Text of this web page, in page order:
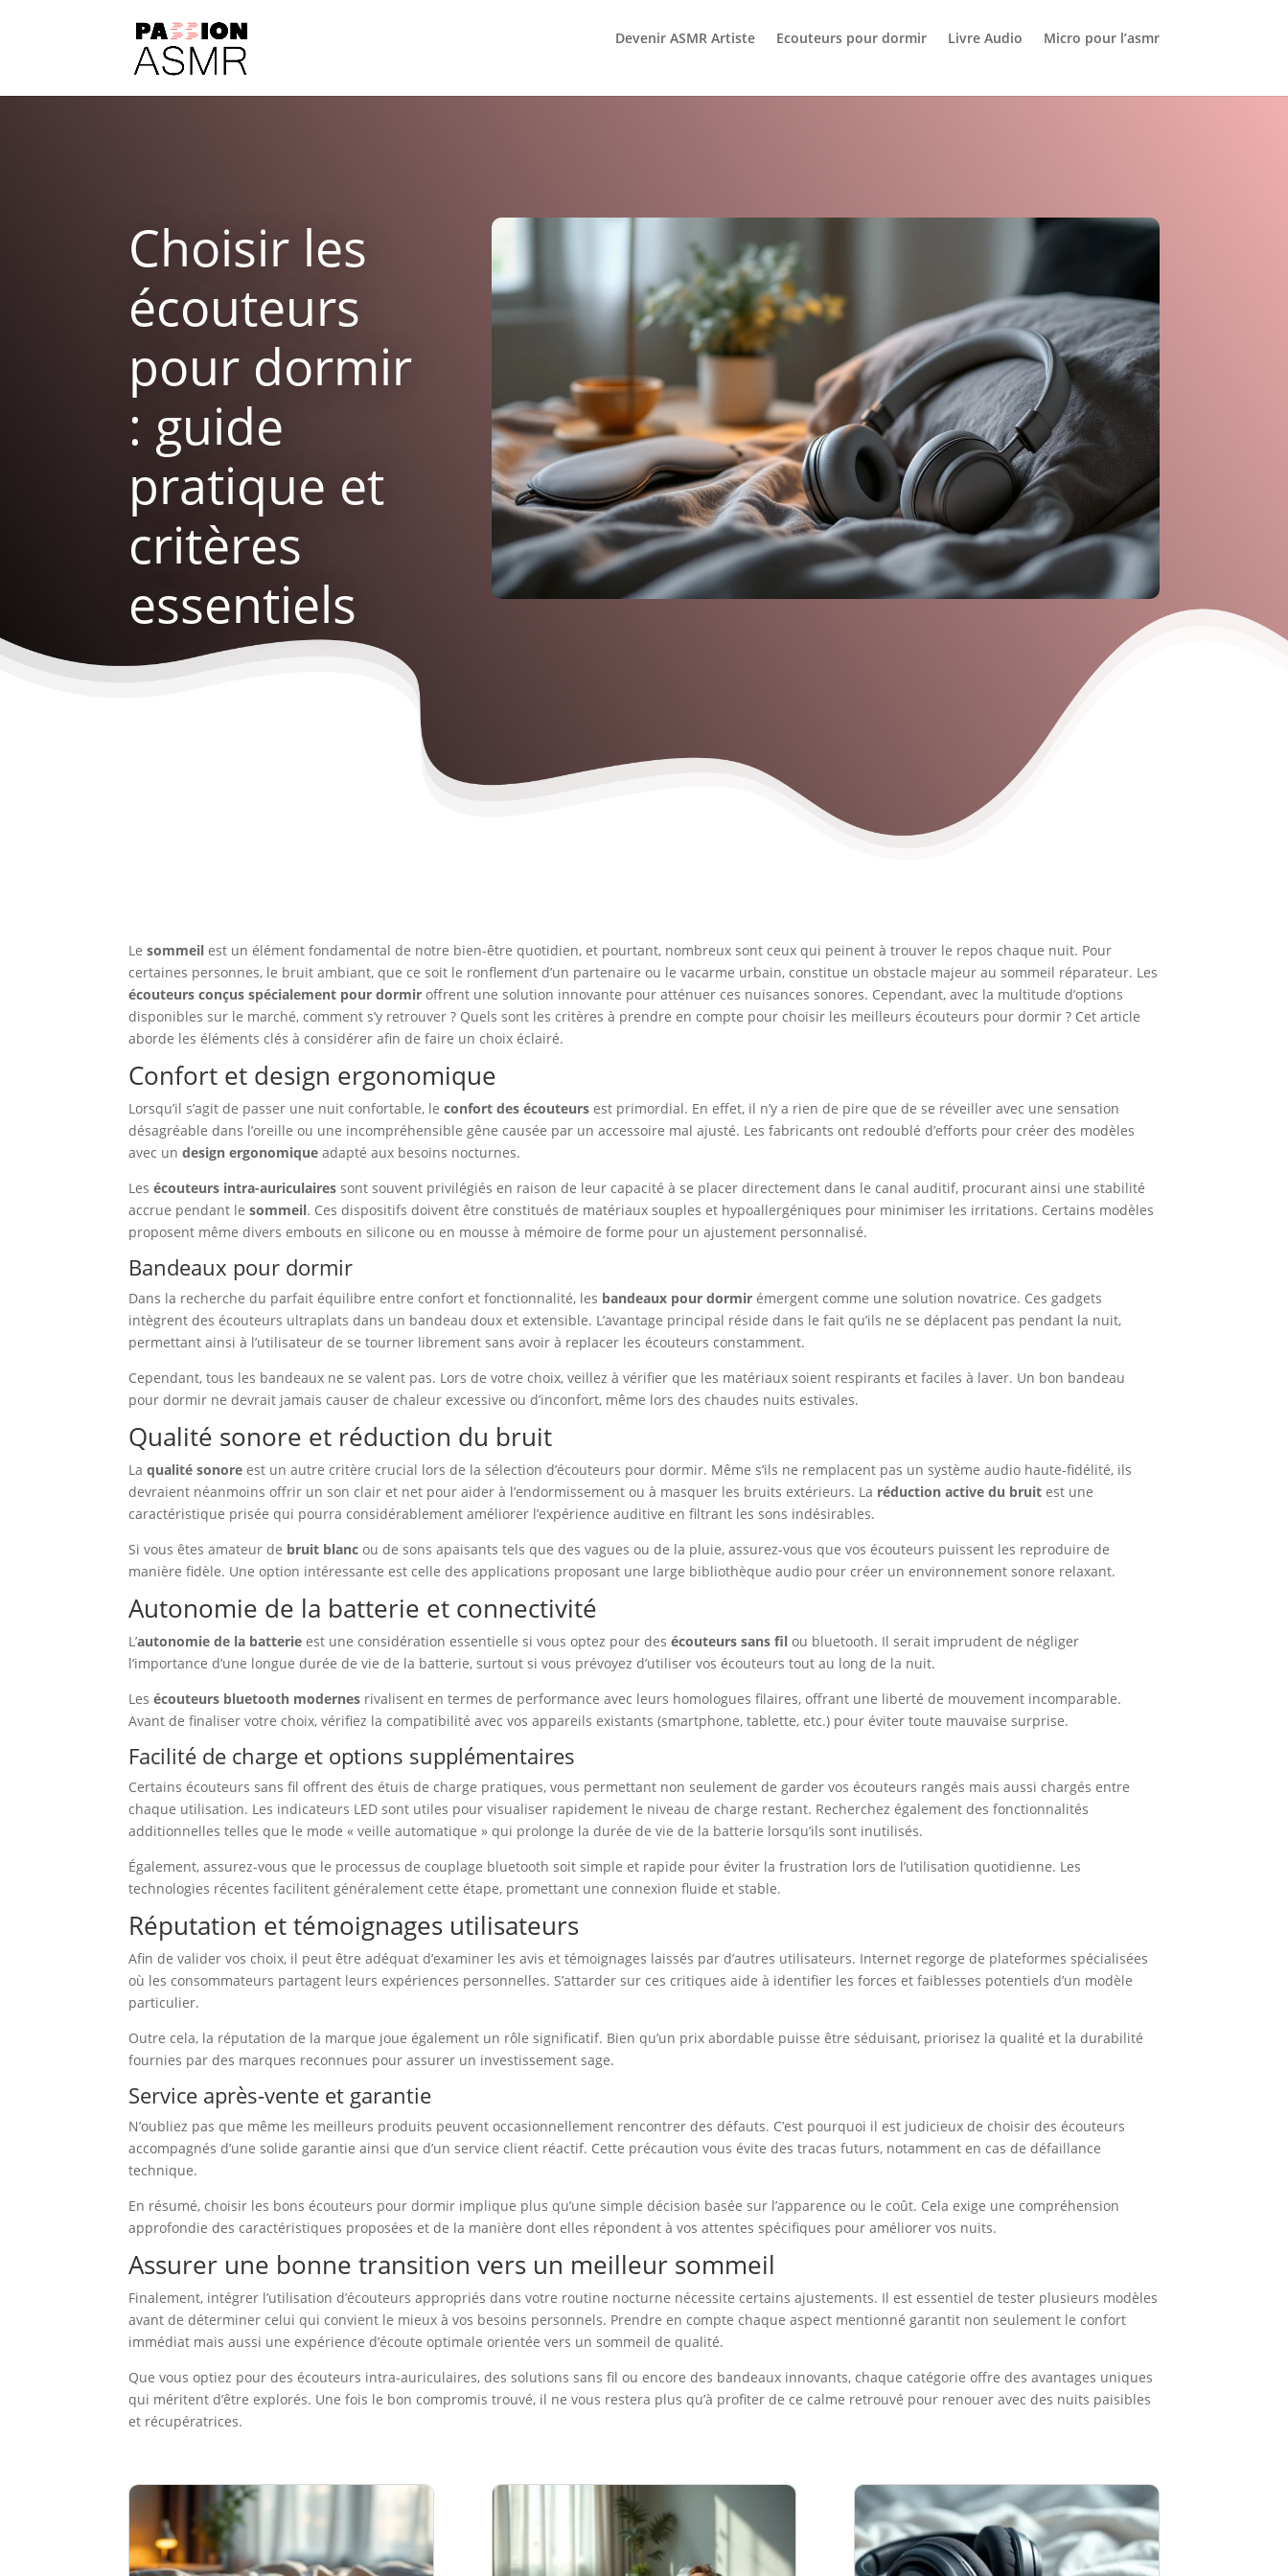
Devenir ASMR Artiste Ecouteurs pour dormir Livre Audio Micro pour l’asmr
Choisir les
écouteurs
pour dormir
: guide
pratique et
critères
essentiels
Lesommeil est un élément fondamental de notre bien-être quotidien, et pourtant, nombreux sont ceux qui peinent à trouver le repos chaque nuit. Pour
certaines personnes, le bruit ambiant, que ce soit le ronflement d’un partenaire ou le vacarme urbain, constitue un obstacle majeur au sommeil réparateur. Les
écouteurs conçus spécialement pour dormir offrent une solution innovante pour atténuer ces nuisances sonores. Cependant, avec la multitude d’options
disponibles sur le marché, comment s’y retrouver ? Quels sont les critères à prendre en compte pour choisir les meilleurs écouteurs pour dormir ? Cet article
aborde les éléments clés à considérer afin de faire un choix éclairé.
Confort et design ergonomique
Lorsqu’il s’agit de passer une nuit confortable, leconfort des écouteurs est primordial. En effet, il n’y a rien de pire que de se réveiller avec une sensation
désagréable dans l’oreille ou une incompréhensible gêne causée par un accessoire mal ajusté. Les fabricants ont redoublé d’efforts pour créer des modèles
avec undesign ergonomique adapté aux besoins nocturnes.
Lesécouteurs intra-auriculaires sont souvent privilégiés en raison de leur capacité à se placer directement dans le canal auditif, procurant ainsi une stabilité
accrue pendant lesommeil. Ces dispositifs doivent être constitués de matériaux souples et hypoallergéniques pour minimiser les irritations. Certains modèles
proposent même divers embouts en silicone ou en mousse à mémoire de forme pour un ajustement personnalisé.
Bandeaux pour dormir
Dans la recherche du parfait équilibre entre confort et fonctionnalité, les bandeaux pour dormir émergent comme une solution novatrice. Ces gadgets
intègrent des écouteurs ultraplats dans un bandeau doux et extensible. L’avantage principal réside dans le fait qu’ils ne se déplacent pas pendant la nuit,
permettant ainsi à l’utilisateur de se tourner librement sans avoir à replacer les écouteurs constamment.
Cependant, tous les bandeaux ne se valent pas. Lors de votre choix, veillez à vérifier que les matériaux soient respirants et faciles à laver. Un bon bandeau
pour dormir ne devrait jamais causer de chaleur excessive ou d’inconfort, même lors des chaudes nuits estivales.
Qualité sonore et réduction du bruit
Laqualité sonore est un autre critère crucial lors de la sélection d’écouteurs pour dormir. Même s’ils ne remplacent pas un système audio haute-fidélité, ils
devraient néanmoins offrir un son clair et net pour aider à l’endormissement ou à masquer les bruits extérieurs. La réduction active du bruit est une
caractéristique prisée qui pourra considérablement améliorer l’expérience auditive en filtrant les sons indésirables.
Si vous êtes amateur de bruit blanc ou de sons apaisants tels que des vagues ou de la pluie, assurez-vous que vos écouteurs puissent les reproduire de
manière fidèle. Une option intéressante est celle des applications proposant une large bibliothèque audio pour créer un environnement sonore relaxant.
Autonomie de la batterie et connectivité
L’autonomie de la batterie est une considération essentielle si vous optez pour desécouteurs sans fil ou bluetooth. Il serait imprudent de négliger
l’importance d’une longue durée de vie de la batterie, surtout si vous prévoyez d’utiliser vos écouteurs tout au long de la nuit.
Lesécouteurs bluetooth modernes rivalisent en termes de performance avec leurs homologues filaires, offrant une liberté de mouvement incomparable.
Avant de finaliser votre choix, vérifiez la compatibilité avec vos appareils existants (smartphone, tablette, etc.) pour éviter toute mauvaise surprise.
Facilité de charge et options supplémentaires
Certains écouteurs sans fil offrent des étuis de charge pratiques, vous permettant non seulement de garder vos écouteurs rangés mais aussi chargés entre
chaque utilisation. Les indicateurs LED sont utiles pour visualiser rapidement le niveau de charge restant. Recherchez également des fonctionnalités
additionnelles telles que le mode « veille automatique » qui prolonge la durée de vie de la batterie lorsqu’ils sont inutilisés.
Également, assurez-vous que le processus de couplage bluetooth soit simple et rapide pour éviter la frustration lors de l’utilisation quotidienne. Les
technologies récentes facilitent généralement cette étape, promettant une connexion fluide et stable.
Réputation et témoignages utilisateurs
Afin de valider vos choix, il peut être adéquat d’examiner les avis et témoignages laissés par d’autres utilisateurs. Internet regorge de plateformes spécialisées
où les consommateurs partagent leurs expériences personnelles. S’attarder sur ces critiques aide à identifier les forces et faiblesses potentiels d’un modèle
particulier.
Outre cela, la réputation de la marque joue également un rôle significatif. Bien qu’un prix abordable puisse être séduisant, priorisez la qualité et la durabilité
fournies par des marques reconnues pour assurer un investissement sage.
Service après-vente et garantie
N’oubliez pas que même les meilleurs produits peuvent occasionnellement rencontrer des défauts. C’est pourquoi il est judicieux de choisir des écouteurs
accompagnés d’une solide garantie ainsi que d’un service client réactif. Cette précaution vous évite des tracas futurs, notamment en cas de défaillance
technique.
En résumé, choisir les bons écouteurs pour dormir implique plus qu’une simple décision basée sur l’apparence ou le coût. Cela exige une compréhension
approfondie des caractéristiques proposées et de la manière dont elles répondent à vos attentes spécifiques pour améliorer vos nuits.
Assurer une bonne transition vers un meilleur sommeil
Finalement, intégrer l’utilisation d’écouteurs appropriés dans votre routine nocturne nécessite certains ajustements. Il est essentiel de tester plusieurs modèles
avant de déterminer celui qui convient le mieux à vos besoins personnels. Prendre en compte chaque aspect mentionné garantit non seulement le confort
immédiat mais aussi une expérience d’écoute optimale orientée vers un sommeil de qualité.
Que vous optiez pour des écouteurs intra-auriculaires, des solutions sans fil ou encore des bandeaux innovants, chaque catégorie offre des avantages uniques
qui méritent d’être explorés. Une fois le bon compromis trouvé, il ne vous restera plus qu’à profiter de ce calme retrouvé pour renouer avec des nuits paisibles
et récupératrices.